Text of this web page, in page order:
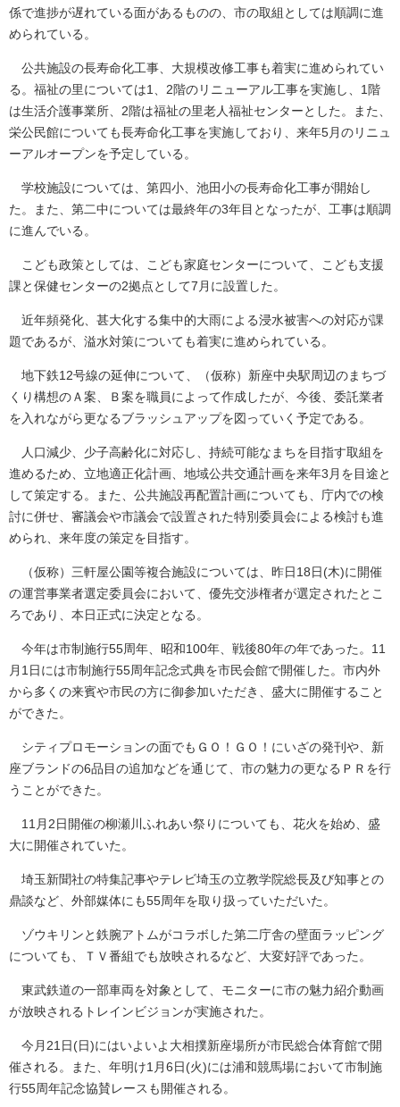
係で進捗が遅れている面があるものの、市の取組としては順調に進
められている。
公共施設の長寿命化工事、大規模改修工事も着実に進められてい
る。福祉の里については1、2階のリニューアル工事を実施し、1階
は生活介護事業所、2階は福祉の里老人福祉センターとした。また、
栄公民館についても長寿命化工事を実施しており、来年5月のリニュ
ーアルオープンを予定している。
学校施設については、第四小、池田小の長寿命化工事が開始し
た。また、第二中については最終年の3年目となったが、工事は順調
に進んでいる。
こども政策としては、こども家庭センターについて、こども支援
課と保健センターの2拠点として7月に設置した。
近年頻発化、甚大化する集中的大雨による浸水被害への対応が課
題であるが、溢水対策についても着実に進められている。
地下鉄12号線の延伸について、（仮称）新座中央駅周辺のまちづ
くり構想のＡ案、Ｂ案を職員によって作成したが、今後、委託業者
を入れながら更なるブラッシュアップを図っていく予定である。
人口減少、少子高齢化に対応し、持続可能なまちを目指す取組を
進めるため、立地適正化計画、地域公共交通計画を来年3月を目途と
して策定する。また、公共施設再配置計画についても、庁内での検
討に併せ、審議会や市議会で設置された特別委員会による検討も進
められ、来年度の策定を目指す。
（仮称）三軒屋公園等複合施設については、昨日18日(木)に開催
の運営事業者選定委員会において、優先交渉権者が選定されたとこ
ろであり、本日正式に決定となる。
今年は市制施行55周年、昭和100年、戦後80年の年であった。11
月1日には市制施行55周年記念式典を市民会館で開催した。市内外
から多くの来賓や市民の方に御参加いただき、盛大に開催すること
ができた。
シティプロモーションの面でもＧＯ！ＧＯ！にいざの発刊や、新
座ブランドの6品目の追加などを通じて、市の魅力の更なるＰＲを行
うことができた。
11月2日開催の柳瀬川ふれあい祭りについても、花火を始め、盛
大に開催されていた。
埼玉新聞社の特集記事やテレビ埼玉の立教学院総長及び知事との
鼎談など、外部媒体にも55周年を取り扱っていただいた。
ゾウキリンと鉄腕アトムがコラボした第二庁舎の壁面ラッピング
についても、ＴＶ番組でも放映されるなど、大変好評であった。
東武鉄道の一部車両を対象として、モニターに市の魅力紹介動画
が放映されるトレインビジョンが実施された。
今月21日(日)にはいよいよ大相撲新座場所が市民総合体育館で開
催される。また、年明け1月6日(火)には浦和競馬場において市制施
行55周年記念協賛レースも開催される。